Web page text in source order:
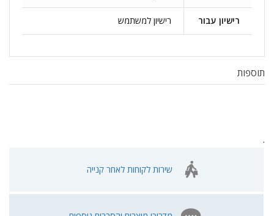
רישיון עבור רישיון למשתמש
תוספות
.
שירות לקוחות לאחר קנייה